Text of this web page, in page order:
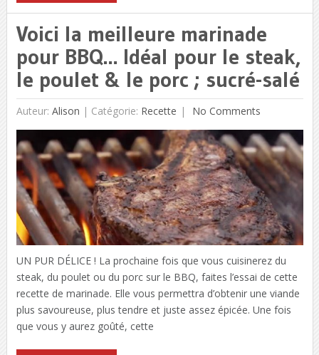
Voici la meilleure marinade
pour BBQ… Idéal pour le steak,
le poulet & le porc ; sucré-salé
Auteur: Alison | Catégorie: Recette No Comments
UN PUR DÉLICE ! La prochaine fois que vous cuisinerez du
steak, du poulet ou du porc sur le BBQ, faites l’essai de cette
recette de marinade. Elle vous permettra d’obtenir une viande
plus savoureuse, plus tendre et juste assez épicée. Une fois
que vous y aurez goûté, cette